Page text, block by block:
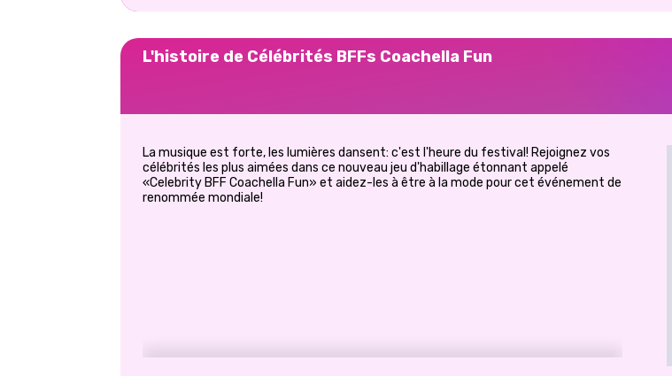
L'histoire de Célébrités BFFs Coachella Fun
La musique est forte, les lumières dansent: c'est l'heure du festival! Rejoignez vos
célébrités les plus aimées dans ce nouveau jeu d'habillage étonnant appelé
«Celebrity BFF Coachella Fun» et aidez-les à être à la mode pour cet événement de
renommée mondiale!